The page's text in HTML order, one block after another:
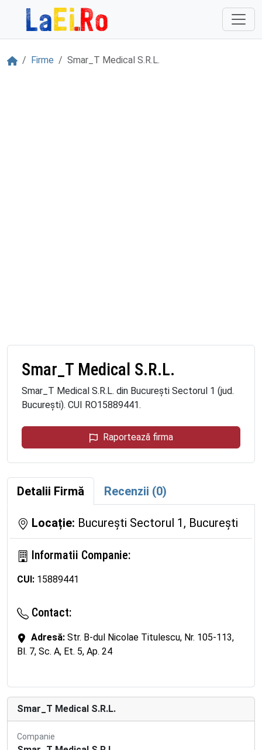
Sari la continut
AcasăFirme Smar_T Medical S.R.L.
Smar_T Medical S.R.L.
Smar_T Medical S.R.L. din București Sectorul 1 (jud.
București). CUI RO15889441.
Raportează firma
Detalii Firmă Recenzii (0)
Locație: București Sectorul 1, București
Informatii Companie:
CUI: 15889441
Contact:
Adresă: Str. B-dul Nicolae Titulescu, Nr. 105-113,
Bl. 7, Sc. A, Et. 5, Ap. 24
Smar_T Medical S.R.L.
Companie